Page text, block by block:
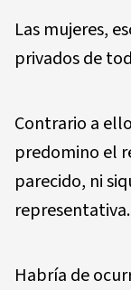
Las mujeres,
privados de
Contrario a
predomino el
parecido, ni
representativa.
Habría de